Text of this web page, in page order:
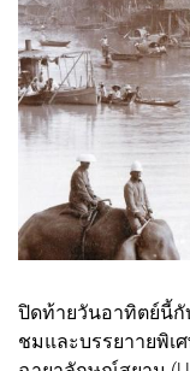
ปิดท้ายวันอาทิตย์นี้กั
ชมและบรรยาายพิเ